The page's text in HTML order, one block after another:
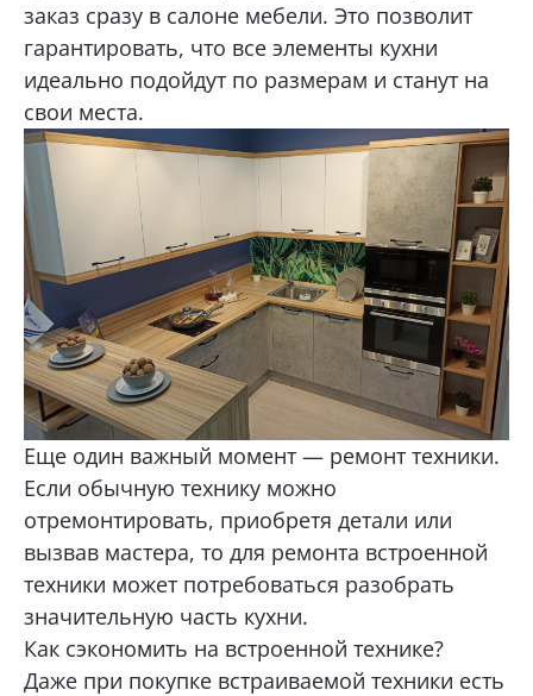
заказ сразу в салоне мебели. Это позволит
гарантировать, что все элементы кухни
идеально подойдут по размерам и станут на
свои места.
Еще один важный момент — ремонт техники.
Если обычную технику можно
отремонтировать, приобретя детали или
вызвав мастера, то для ремонта встроенной
техники может потребоваться разобрать
значительную часть кухни.
Как сэкономить на встроенной технике?
Даже при покупке встраиваемой техники есть